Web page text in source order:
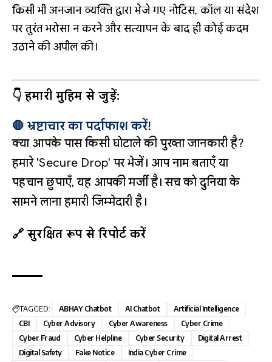
किसी भी अनजान व्यक्ति द्वारा भेजे गए नोटिस, कॉल या संदेश
पर तुरंत भरोसा न करने और सत्यापन के बाद ही कोई कदम
उठाने की अपील की।
👇 हमारी मुहिम से जुड़ें:
🛑 भ्रष्टाचार का पर्दाफाश करें!
क्या आपके पास किसी घोटाले की पुख्ता जानकारी है?
हमारे 'Secure Drop' पर भेजें। आप नाम बताएँ या
पहचान छुपाएँ, यह आपकी मर्जी है। सच को दुनिया के
सामने लाना हमारी जिम्मेदारी है।
🔗 सुरक्षित रूप से रिपोर्ट करें
TAGGED: ABHAY Chatbot AI Chatbot
Artificial Intelligence
CBI
Cyber Advisory Cyber Awareness
Cyber Crime
Cyber Fraud
Cyber Helpline Cyber Security
Digital Arrest
Digital Safety
Fake Notice
India Cyber Crime